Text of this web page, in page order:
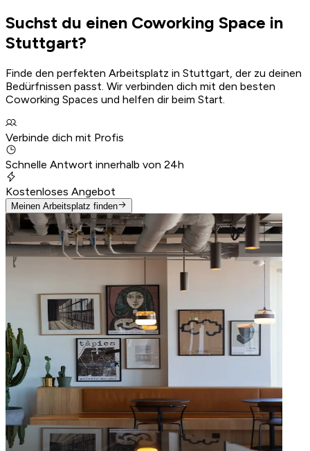
Suchst du einen Coworking Space in
Stuttgart?
Finde den perfekten Arbeitsplatz in Stuttgart, der zu deinen
Bedürfnissen passt. Wir verbinden dich mit den besten
Coworking Spaces und helfen dir beim Start.
Verbinde dich mit Profis
Schnelle Antwort innerhalb von 24h
Kostenloses Angebot
Meinen Arbeitsplatz finden